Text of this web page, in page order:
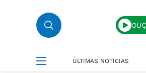
ÚLTIMAS NOTÍCIAS